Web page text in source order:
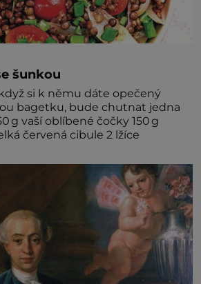
šunkou
si k němu dáte opečený
bagetku, bude chutnat jedna
červená cibule 2 lžíce